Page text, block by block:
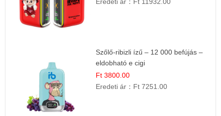
Szőlő-ribizli ízű – 12 000 befújás –
eldobható e cigi
Ft 3800.00
Eredeti ár： Ft 7251.00